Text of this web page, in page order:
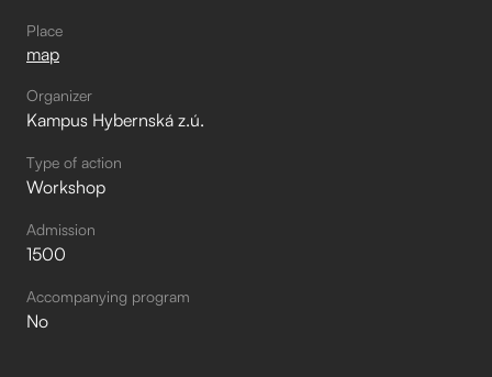
Place
map
Organizer
Kampus Hybernská z.ú.
Type of action
Workshop
Admission
1500
Accompanying program
No